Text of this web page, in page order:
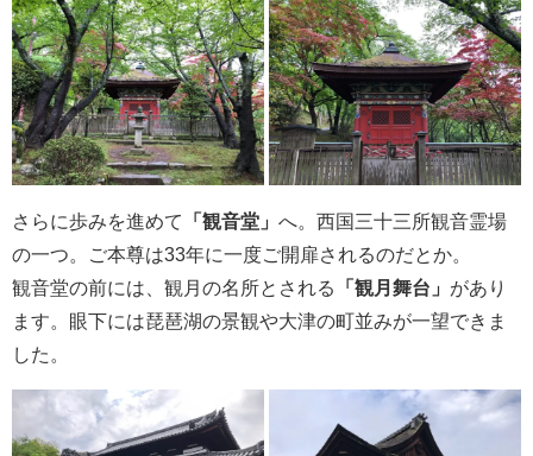
さらに歩みを進めて 「観音堂」 へ。西国三十三所観音霊場
の一つ。ご本尊は33年に一度ご開扉されるのだとか。
観音堂の前には、観月の名所とされる
「観月舞台」 があり
ます。眼下には琵琶湖の景観や大津の町並みが一望できま
した。